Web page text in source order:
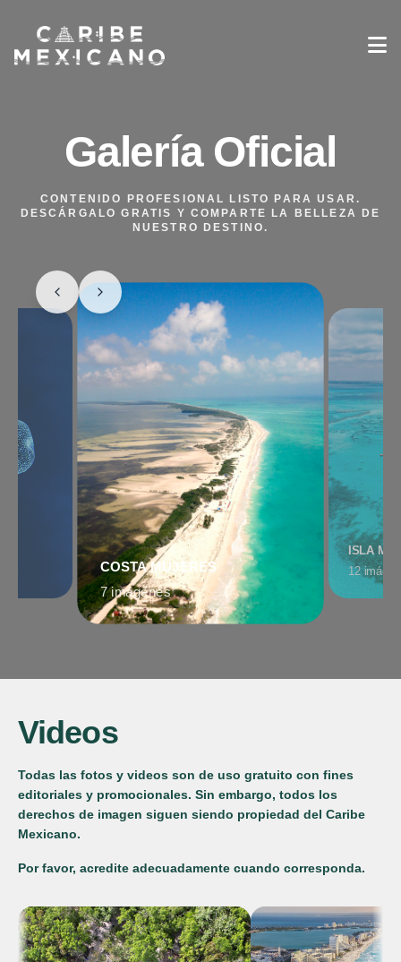
Experiencias
Noticias
Información sobre Viajes
Galería Oficial
CONTENIDO PROFESIONAL LISTO PARA USAR.
DESCÁRGALO GRATIS Y COMPARTE LA BELLEZA DE
NUESTRO DESTINO.
COSTA MUJERES
7 imágenes
ISLA
12
Videos
Todas las fotos y videos son de uso gratuito con fines
editoriales y promocionales. Sin embargo, todos los
derechos de imagen siguen siendo propiedad del Caribe
Mexicano.
Por favor, acredite adecuadamente cuando corresponda.